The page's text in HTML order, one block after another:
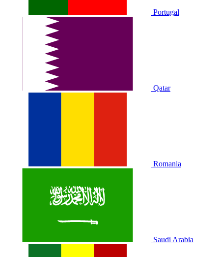
Portugal
Qatar
Romania
Saudi Arabia